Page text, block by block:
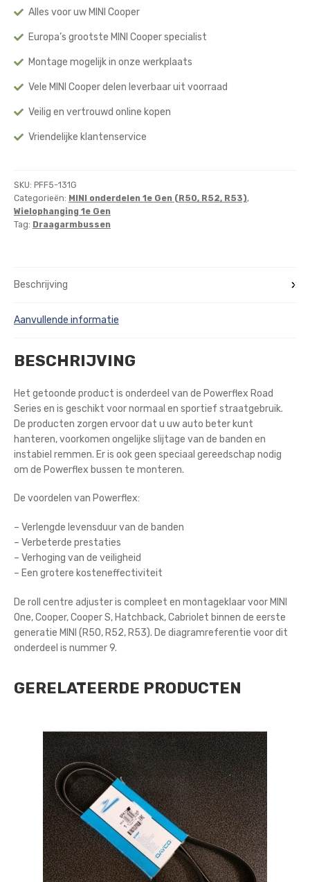
aantalAlles voor uw MINI Cooper
Europa’s grootste MINI Cooper specialist
Montage mogelijk in onze werkplaats
Vele MINI Cooper delen leverbaar uit voorraad
Veilig en vertrouwd online kopen
Vriendelijke klantenservice
SKU: PFF5-131G
Categorieën: MINI onderdelen 1e Gen (R50, R52, R53),
Wielophanging 1e Gen
Tag: Draagarmbussen
Beschrijving
Aanvullende informatie
BESCHRIJVING
Het getoonde product is onderdeel van de Powerflex Road
Series en is geschikt voor normaal en sportief straatgebruik.
De producten zorgen ervoor dat u uw auto beter kunt
hanteren, voorkomen ongelijke slijtage van de banden en
instabiel remmen. Er is ook geen speciaal gereedschap nodig
om de Powerflex bussen te monteren.
De voordelen van Powerflex:
– Verlengde levensduur van de banden
– Verbeterde prestaties
– Verhoging van de veiligheid
– Een grotere kosteneffectiviteit
De roll centre adjuster is compleet en montageklaar voor MINI
One, Cooper, Cooper S, Hatchback, Cabriolet binnen de eerste
generatie MINI (R50, R52, R53). De diagramreferentie voor dit
onderdeel is nummer 9.
GERELATEERDE PRODUCTEN